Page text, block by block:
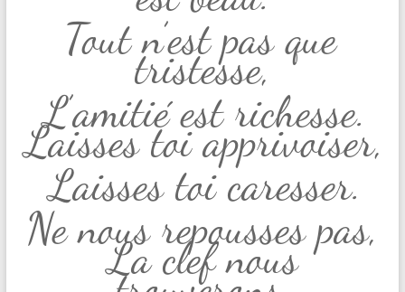
Tout n’est pas que
tristesse,
L’amitié est richesse.
Laisses toi apprivoiser,
Laisses toi caresser.
Ne nous repousses pas,
La clef nous